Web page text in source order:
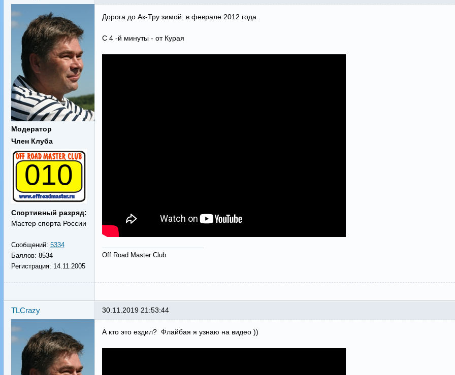
Модератор
Член Клуба
010
Спортивный разряд:
Мастер спорта России
Сообщений: 5334
Баллов: 8534
Регистрация: 14.11.2005
Дорога до Ак-Тру зимой. в феврале 2012 года
С 4 -й минуты - от Курая
Off Road Master Club
TLCrazy 30.11.2019 21:53:44
А кто это ездил? Флайбая я узнаю на видео ))